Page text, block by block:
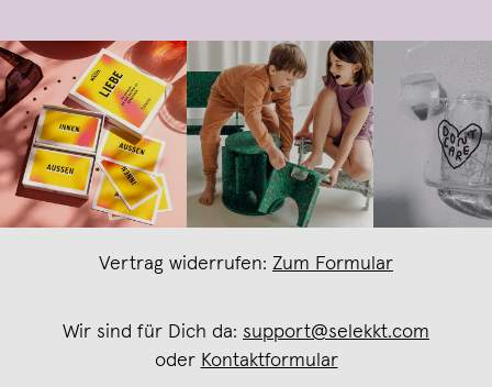
Vertrag widerrufen: Zum Formular
Wir sind für Dich da: support@selekkt.com
oder Kontaktformular